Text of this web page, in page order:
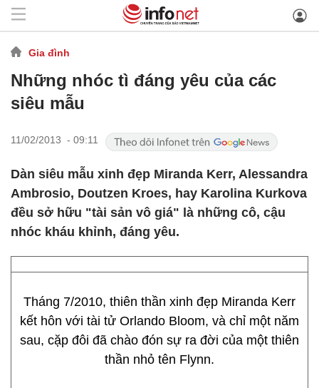
Gia đình
Những nhóc tì đáng yêu của các
siêu mẫu
11/02/2013 - 09:11
Dàn siêu mẫu xinh đẹp Miranda Kerr, Alessandra
Ambrosio, Doutzen Kroes, hay Karolina Kurkova
đều sở hữu "tài sản vô giá" là những cô, cậu
nhóc kháu khỉnh, đáng yêu.
Tháng 7/2010, thiên thần xinh đẹp Miranda Kerr
kết hôn với tài tử Orlando Bloom, và chỉ một năm
sau, cặp đôi đã chào đón sự ra đời của một thiên
thần nhỏ tên Flynn.